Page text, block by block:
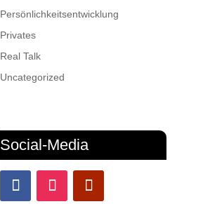
Persönlichkeitsentwicklung
Privates
Real Talk
Uncategorized
Social-Media